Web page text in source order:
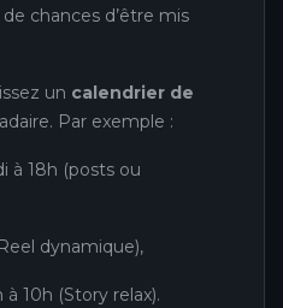
chances d’être mis
un calendrier de
Par exemple :
à 18h (posts ou
dynamique),
10h (Story relax).